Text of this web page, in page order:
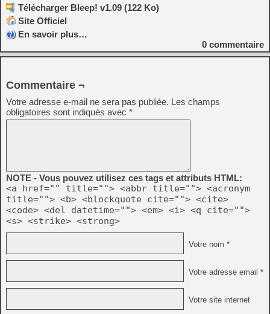
Télécharger Bleep! v1.09 (122 Ko)
Site Officiel
En savoir plus…
0 commentaire
Commentaire ¬
Votre adresse e-mail ne sera pas publiée. Les champs
obligatoires sont indiqués avec *
NOTE - Vous pouvez utilisez ces tags et attributs HTML:
<a href="" title=""> <abbr title=""> <acronym
title=""> <b> <blockquote cite=""> <cite>
<code> <del datetime=""> <em> <i> <q cite="">
<s> <strike> <strong>
Votre nom *
Votre adresse email *
Votre site internet